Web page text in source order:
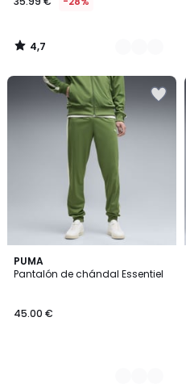
4,7
/
PUMA
Pantalón de chándal Essentiel
45.00 €
2
Colores